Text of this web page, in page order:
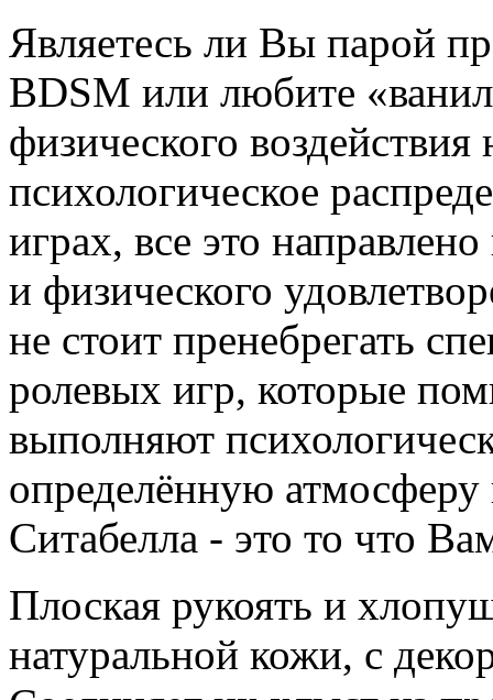
Являетесь ли Вы парой
BDSM или любите
физического
психологическое
играх, все это
и физического
не стоит пренебрегать
ролевых игр, которые
выполняют
определённую
Ситабелла - это то что
Плоская рукоять и
натуральной кожи, с